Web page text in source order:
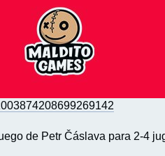
de Petr Čáslava para 2-4